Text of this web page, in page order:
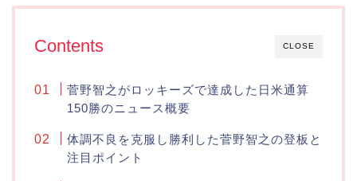
CLOSE
Contents
菅野智之がロッキーズで達成した日米通算
150勝のニュース概要
体調不良を克服し勝利した菅野智之の登板と
注目ポイント